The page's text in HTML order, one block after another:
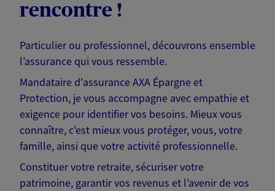
rencontre !
Particulier ou professionnel, découvrons ensemble
l’assurance qui vous ressemble.
Mandataire d'assurance AXA Épargne et
Protection, je vous accompagne avec empathie et
exigence pour identifier vos besoins. Mieux vous
connaître, c'est mieux vous protéger, vous, votre
famille, ainsi que votre activité professionnelle.
Constituer votre retraite, sécuriser votre
patrimoine, garantir vos revenus et l’avenir de vos